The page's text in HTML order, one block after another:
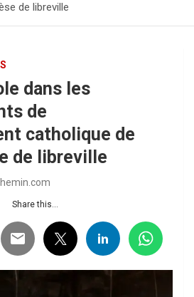
de libreville
dans les
de
catholique de
de libreville
Share this...